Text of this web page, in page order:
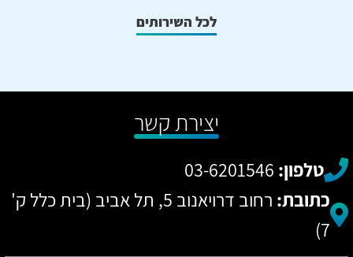
לכל השירותים
יצירת קשר
טלפון: 03-6201546
כתובת:
רחוב דרויאנוב 5, תל אביב (בית כלל ק'
7)